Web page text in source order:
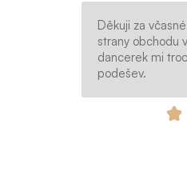
Děkuji za
strany obchodu
dancerek mi
podešev.